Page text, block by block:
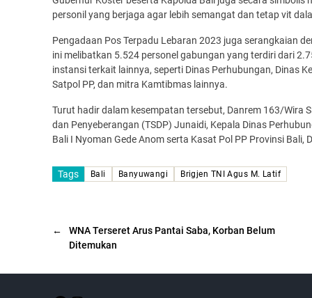
personil yang berjaga agar lebih semangat dan tetap vit
Pengadaan Pos Terpadu Lebaran 2023 juga serangkaian
ini melibatkan 5.524 personel gabungan yang terdiri dari
instansi terkait lainnya, seperti Dinas Perhubungan, Dinas
Satpol PP, dan mitra Kamtibmas lainnya.
Turut hadir dalam kesempatan tersebut, Danrem 163/Wira
dan Penyeberangan (TSDP) Junaidi, Kepala Dinas
Bali I Nyoman Gede Anom serta Kasat Pol PP Provinsi Bali,
Tags Bali Banyuwangi Brigjen TNI Agus M. Latif
←
WNA Terseret Arus Pantai Saba, Korban Belum
Ditemukan